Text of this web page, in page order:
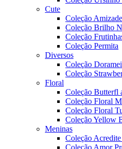
Cute
Coleção Amizade
Coleção Brilho
Coleção
Coleção Permita
Diversos
Coleção
Coleção
Floral
Coleção Butterfl
Coleção Floral
Coleção Floral
Coleção Yellow
Meninas
Coleção